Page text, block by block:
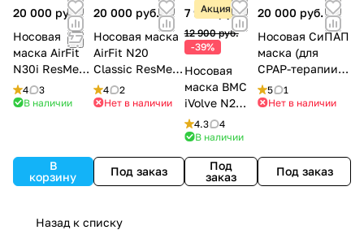
20 000 руб.
Носовая
маска AirFit
N30i ResMed
для CPAP-
терапии
4
3
В наличии
В
корзину
20 000 руб.
Носовая маска
AirFit N20
Classic ResMed
для CPAP-
терапии
4
2
Нет в наличии
Под заказ
Акция
7 900 руб.
12 900 руб.
-39%
Носовая
маска BMC
iVolve N2
для CPAP-
терапии
4.3
4
В наличии
Под
заказ
20 000 руб.
Носовая СиПАП
маска (для
CPAP-терапии)
ResMed AirFit
N30
5
1
Нет в наличии
Под заказ
Назад к списку